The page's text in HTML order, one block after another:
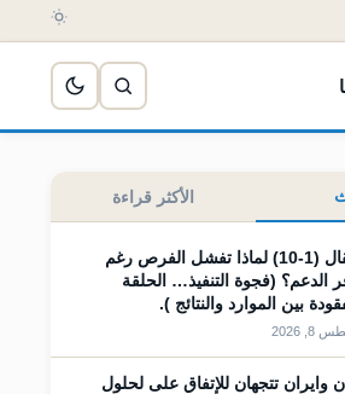
الأكثر قراءة
المقال (1-10) لماذا تفشل الفرص رغم
الدعم؟ (فجوة التنفيذ… الحلقة
بين الموارد والنتائج ).
2026
وايران تتجهان للإتفاق على لحلول